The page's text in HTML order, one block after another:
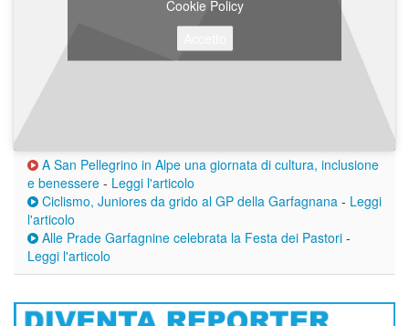
Cookie Policy
A San Pellegrino in Alpe una giornata di cultura, inclusione
e benessere - Leggi l'articolo
Ciclismo, Juniores da grido al GP della Garfagnana - Leggi
l'articolo
Alle Prade Garfagnine celebrata la Festa dei Pastori -
Leggi l'articolo